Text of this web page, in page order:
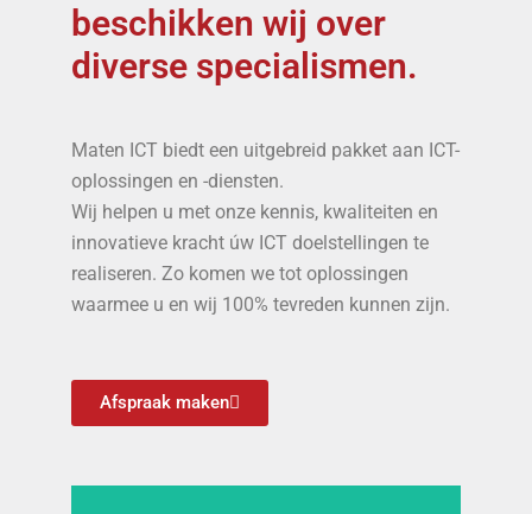
beschikken wij over
diverse specialismen.
Maten ICT biedt een uitgebreid pakket aan ICT-
oplossingen en -diensten.
Wij helpen u met onze kennis, kwaliteiten en
innovatieve kracht úw ICT doelstellingen te
realiseren. Zo komen we tot oplossingen
waarmee u en wij 100% tevreden kunnen zijn.
Afspraak maken